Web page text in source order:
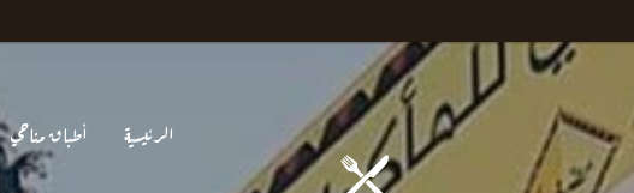
الرئيسية أطباق مناحي